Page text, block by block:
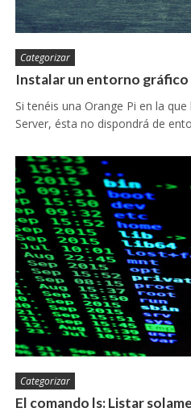
Categorizar
Instalar un entorno gráfico
Si tenéis una Orange Pi en la
Server, ésta no dispondrá de
Categorizar
El comando ls: Listar